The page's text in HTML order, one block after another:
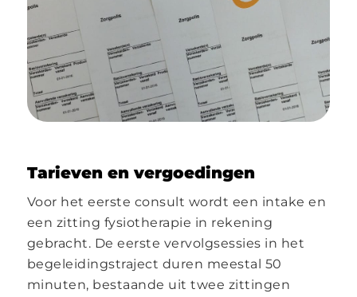
Tarieven en vergoedingen
Voor het eerste consult wordt een intake en
een zitting fysiotherapie in rekening
gebracht. De eerste vervolgsessies in het
begeleidingstraject duren meestal 50
minuten, bestaande uit twee zittingen